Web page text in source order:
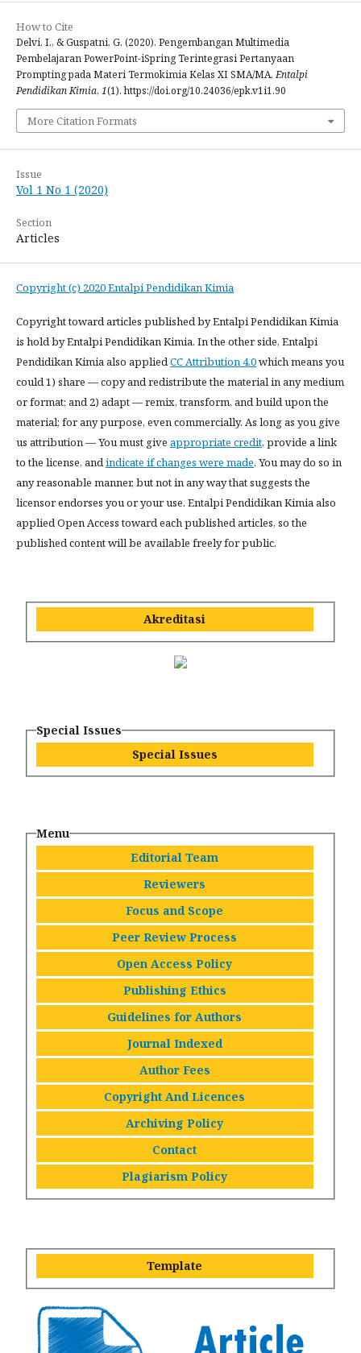
How to Cite
Delvi, I., & Guspatni, G. (2020). Pengembangan Multimedia
Pembelajaran PowerPoint-iSpring Terintegrasi Pertanyaan
Prompting pada Materi Termokimia Kelas XI SMA/MA.Entalpi
Pendidikan Kimia, 1(1). https://doi.org/10.24036/epk.v1i1.90
More Citation Formats
Issue
Vol 1 No 1 (2020)
Section
Articles
Copyright (c) 2020 Entalpi Pendidikan Kimia
Copyright toward articles published by Entalpi Pendidikan Kimia
is hold by Entalpi Pendidikan Kimia. In the other side, Entalpi
Pendidikan Kimia also appliedCC Attribution 4.0which means you
could 1) share — copy and redistribute the material in any medium
or format; and 2) adapt — remix, transform, and build upon the
material; for any purpose, even commercially. As long as you give
us attribution — You must give appropriate credit, provide a link
to the license, andindicate if changes were made. You may do so in
any reasonable manner, but not in any way that suggests the
licensor endorses you or your use. Entalpi Pendidikan Kimia also
applied Open Access toward each published articles, so the
published content will be available freely for public.
Akreditasi
Special Issues
Special Issues
Menu
Editorial Team
Reviewers
Focus and Scope
Peer Review Process
Open Access Policy
Publishing Ethics
Guidelines for Authors
Journal Indexed
Author Fees
Copyright And Licences
Archiving Policy
Contact
Plagiarism Policy
Template